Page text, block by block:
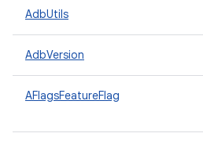
AdbUtils
AdbVersion
AFlagsFeatureFlag